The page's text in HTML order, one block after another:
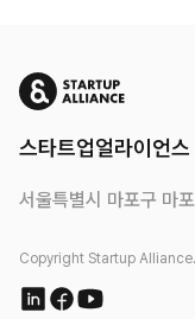
스타트업얼라이언스
서울특별시 마포구 마
Copyright Startup